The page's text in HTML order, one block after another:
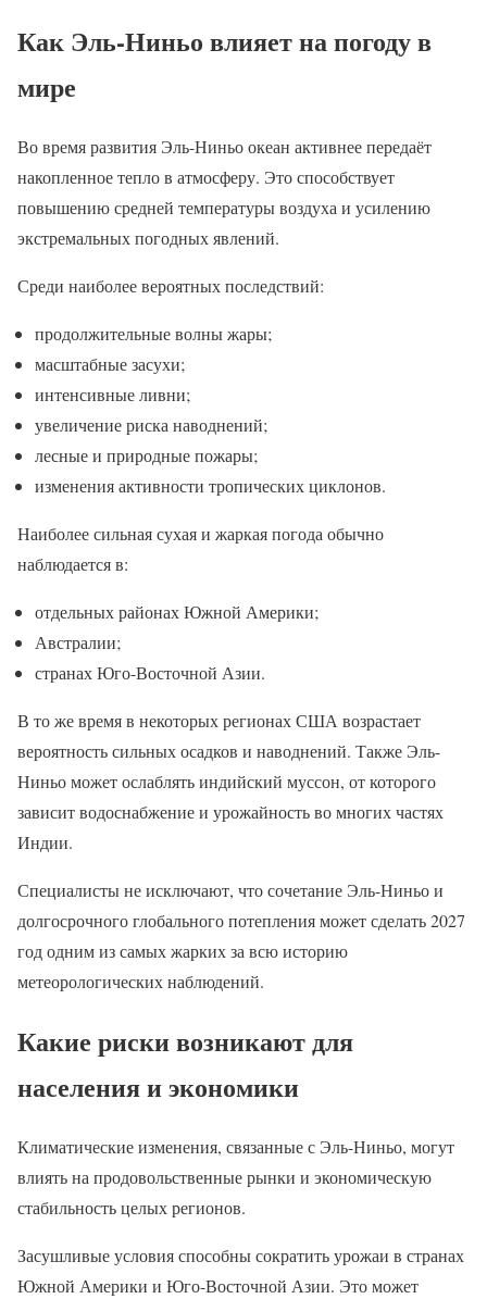
Как Эль-Ниньо влияет на погоду в
мире
Во время развития Эль-Ниньо океан активнее передаёт
накопленное тепло в атмосферу. Это способствует
повышению средней температуры воздуха и усилению
экстремальных погодных явлений.
Среди наиболее вероятных последствий:
продолжительные волны жары;
масштабные засухи;
интенсивные ливни;
увеличение риска наводнений;
лесные и природные пожары;
изменения активности тропических циклонов.
Наиболее сильная сухая и жаркая погода обычно
наблюдается в:
отдельных районах Южной Америки;
Австралии;
странах Юго-Восточной Азии.
В то же время в некоторых регионах США возрастает
вероятность сильных осадков и наводнений. Также Эль-
Ниньо может ослаблять индийский муссон, от которого
зависит водоснабжение и урожайность во многих частях
Индии.
Специалисты не исключают, что сочетание Эль-Ниньо и
долгосрочного глобального потепления может сделать 2027
год одним из самых жарких за всю историю
метеорологических наблюдений.
Какие риски возникают для
населения и экономики
Климатические изменения, связанные с Эль-Ниньо, могут
влиять на продовольственные рынки и экономическую
стабильность целых регионов.
Засушливые условия способны сократить урожаи в странах
Южной Америки и Юго-Восточной Азии. Это может